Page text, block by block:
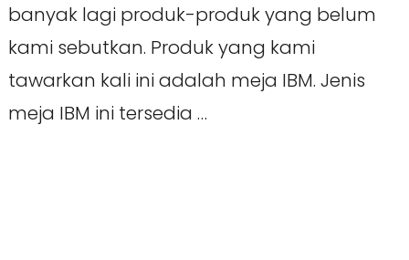
banyak lagi produk-produk yang belum
kami sebutkan. Produk yang kami
tawarkan kali ini adalah meja IBM. Jenis
meja IBM ini tersedia …